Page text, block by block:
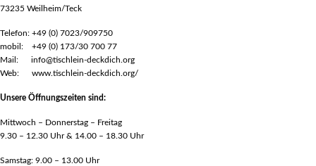
73235 Weilheim/Teck
Telefon: +49 (0) 7023/909750
mobil: +49 (0) 173/30 700 77
Mail: info@tischlein-deckdich.org
Web: www.tischlein-deckdich.org/
Unsere Öffnungszeiten sind:
Mittwoch – Donnerstag – Freitag
9.30 – 12.30 Uhr & 14.00 – 18.30 Uhr
Samstag: 9.00 – 13.00 Uhr